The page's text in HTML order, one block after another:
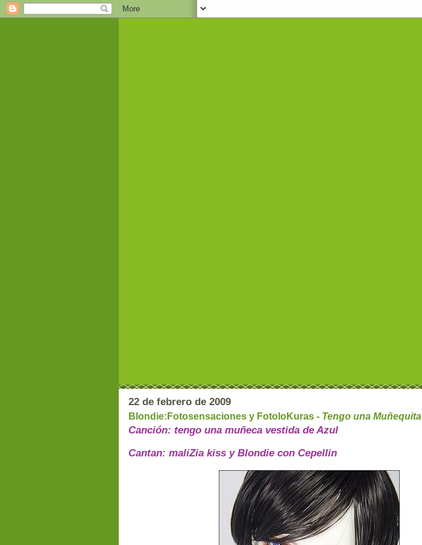
22 de febrero de 2009
Blondie:Fotosensaciones y FotoloKuras - Tengo una Muñequita
Canción: tengo una muñeca vestida de Azul
Cantan: maliZia kiss y Blondie con Cepellin